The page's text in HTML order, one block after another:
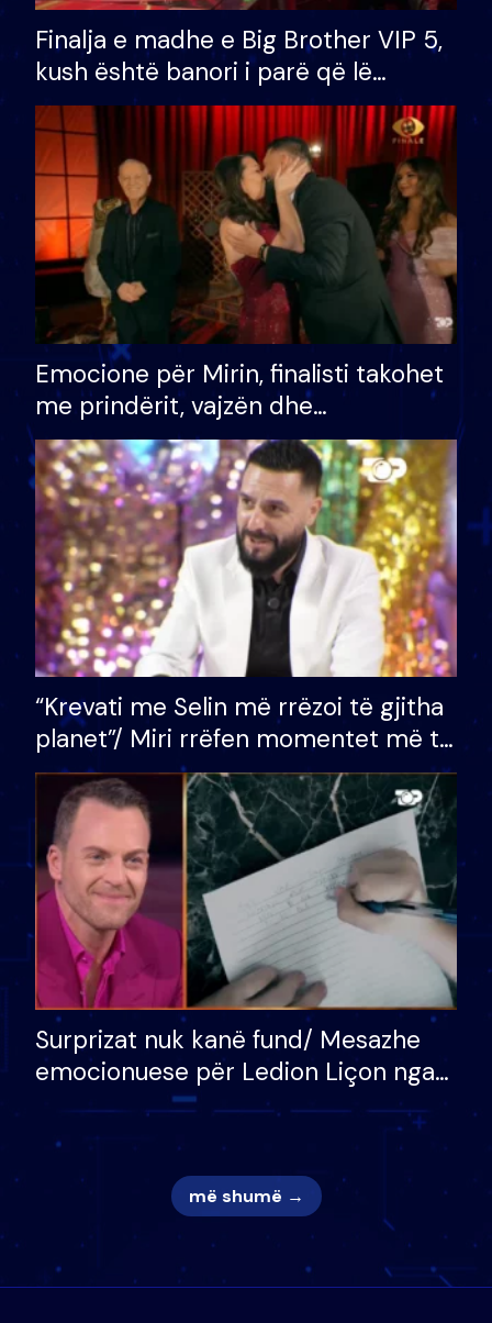
Finalja e madhe e Big Brother VIP 5,
kush është banori i parë që lë
shtëpinë dhe humb mundësinë për
të fituar çmimin e madh
Emocione për Mirin, finalisti takohet
me prindërit, vajzën dhe
bashkëshorten: S’kemi ndonjë letër
divorci apo jo?
“Krevati me Selin më rrëzoi të gjitha
planet”/ Miri rrëfen momentet më të
bukura në shtëpinë e BB VIP: Do më
mungojë zilja e mëngjesit kur…
Surprizat nuk kanë fund/ Mesazhe
emocionuese për Ledion Liçon nga
nëna dhe fëmijët e tij, moderatori
nuk i mban dot lotët: Nuk meritoj…
më shumë →